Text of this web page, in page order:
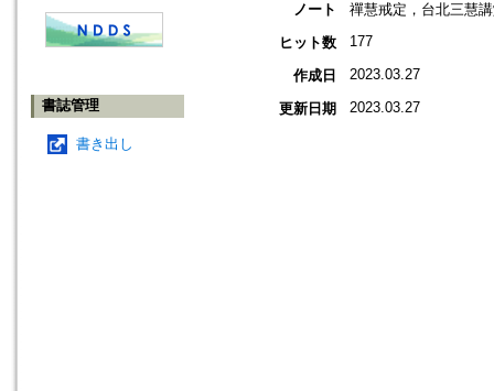
書誌管理
書き出し
ノート
禪慧戒定，台北三慧
ヒット数
177
作成日 2023.03.27
更新日期 2023.03.27